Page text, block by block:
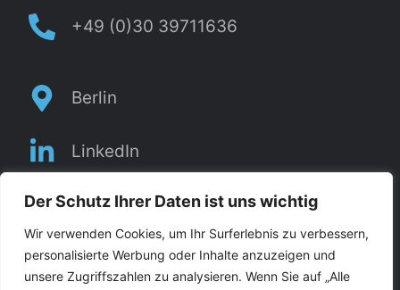
Der Schutz Ihrer Daten ist uns wichtig
Wir verwenden Cookies, um Ihr Surferlebnis zu verbessern,
personalisierte Werbung oder Inhalte anzuzeigen und
unsere Zugriffszahlen zu analysieren. Wenn Sie auf „Alle
+49 (0)30 39711636
Berlin
LinkedIn
YouTube